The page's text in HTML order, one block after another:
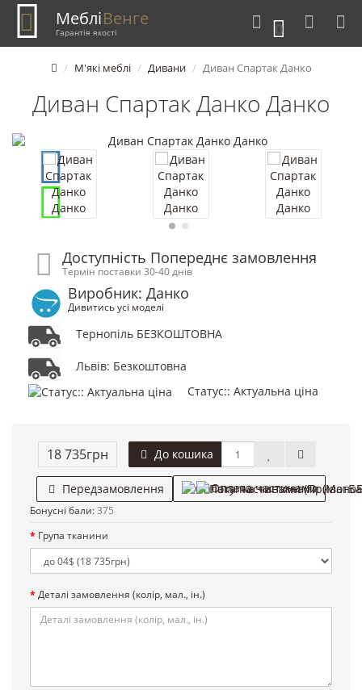
0
МебліВенге
Гарантія якості
М'які меблі Дивани Диван Спартак Данко
Диван Спартак Данко Данко
Доступність Попереднє замовлення
Термін поставки 30-40 днів
Виробник: Данко
Дивитись усі моделі
Тернопіль БЕЗКОШТОВНА
Львів: Безкоштовна
Статус:: Актуальна ціна
18 735грн До кошика
Передзамовлення Оплата частинами
Бонусні бали:375
Група тканини
Деталі замовлення (колір, мал., ін.)